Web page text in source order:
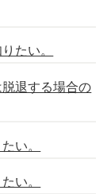
たい。
退する場合の
い。
い。